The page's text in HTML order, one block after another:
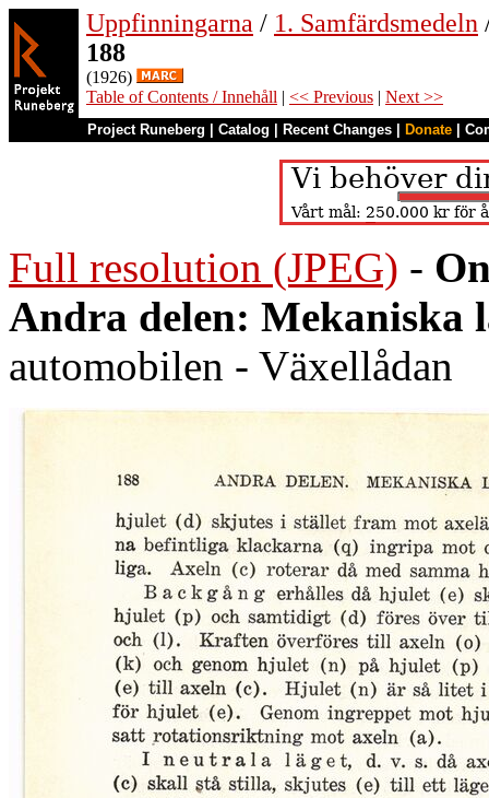
Uppfinningarna / 1. Samfärdsmedeln
188
(1926)
Table of Contents / Innehåll | << Previous | Next >>
Project Runeberg Catalog Recent Changes Donate
Full resolution (JPEG) -
Andra delen: Mekaniska
automobilen - Växellådan